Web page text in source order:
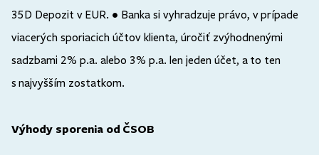
35D Depozit v EUR. • Banka si vyhradzuje právo, v prípade
viacerých sporiacich účtov klienta, úročiť zvýhodnenými
sadzbami 2% p.a. alebo 3% p.a. len jeden účet, a to ten
s najvyšším zostatkom.
Výhody sporenia od ČSOB